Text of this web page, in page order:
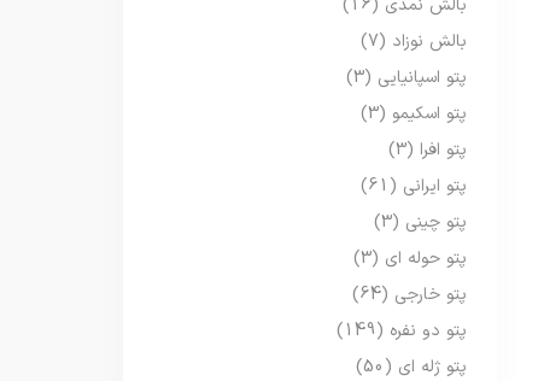
بالش نمدی (16)
بالش نوزاد (7)
پتو اسپانیایی (3)
پتو اسکیمو (3)
پتو افرا (3)
پتو ایرانی (61)
پتو چینی (3)
پتو حوله ای (3)
پتو خارجی (64)
پتو دو نفره (149)
پتو ژله ای (50)